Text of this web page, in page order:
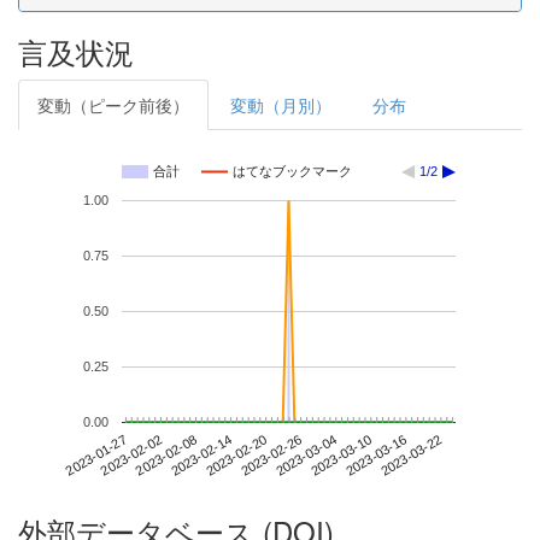
言及状況
変動（ピーク前後） 変動（月別） 分布
合計 はてなブックマーク 1/2
2023-01-272023-02-022023-02-082023-02-142023-02-202023-02-262023-03-042023-03-102023-03-162023-03-22
0.00
0.25
0.50
0.75
1.00
外部データベース (DOI)